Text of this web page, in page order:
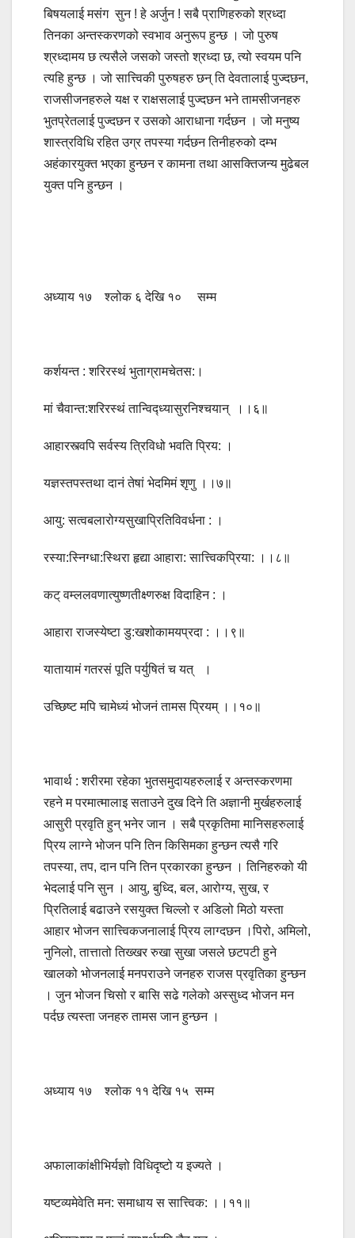
बिषयलाई मसंग सुन ! हे अर्जुन ! सबै प्राणिहरुको श्रध्दा
तिनका अन्तस्करणको स्वभाव अनुरूप हुन्छ । जो पुरुष
श्रध्दामय छ त्यसैले जसको जस्तो श्रध्दा छ, त्यो स्वयम पनि
त्यहि हुन्छ । जो सात्त्विकी पुरुषहरु छन् ति देवतालाई पुज्दछन,
राजसीजनहरुले यक्ष र राक्षसलाई पुज्दछन भने तामसीजनहरु
भुतप्रेतलाई पुज्दछन र उसको आराधाना गर्दछन । जो मनुष्य
शास्त्रविधि रहित उग्र तपस्या गर्दछन तिनीहरुको दम्भ
अहंकारयुक्त भएका हुन्छन र कामना तथा आसक्तिजन्य मुढेबल
युक्त पनि हुन्छन ।
अध्याय १७ श्लोक ६ देखि १० सम्म
कर्शयन्त : शरिरस्थं भुताग्रामचेतस:।
मां चैवान्त:शरिरस्थं तान्विद्ध्यासुरनिश्चयान् ।।६॥
आहारस्त्वपि सर्वस्य त्रिविधो भवति प्रिय: ।
यज्ञस्तपस्तथा दानं तेषां भेदमिमं शृणु ।।७॥
आयु: सत्वबलारोग्यसुखाप्रितिविवर्धना : ।
रस्या:स्निग्धा:स्थिरा हृद्या आहारा: सात्त्विकप्रिया: ।।८॥
कट् वम्ललवणात्युष्णतीक्ष्णरुक्ष विदाहिन : ।
आहारा राजस्येष्टा डु:खशोकामयप्रदा : ।।९॥
यातायामं गतरसं पूति पर्युषितं च यत् ।
उच्छिष्ट मपि चामेध्यं भोजनं तामस प्रियम् ।।१०॥
भावार्थ : शरीरमा रहेका भुतसमुदायहरुलाई र अन्तस्करणमा
रहने म परमात्मालाइ सताउने दुख दिने ति अज्ञानी मुर्खहरुलाई
आसुरी प्रवृति हुन् भनेर जान । सबै प्रकृतिमा मानिसहरुलाई
प्रिय लाग्ने भोजन पनि तिन किसिमका हुन्छन त्यसै गरि
तपस्या, तप, दान पनि तिन प्रकारका हुन्छन । तिनिहरुको यी
भेदलाई पनि सुन । आयु, बुध्दि, बल, आरोग्य, सुख, र
प्रितिलाई बढाउने रसयुक्त चिल्लो र अडिलो मिठो यस्ता
आहार भोजन सात्त्विकजनालाई प्रिय लाग्दछन ।पिरो, अमिलो,
नुनिलो, तात्तातो तिख्खर रुखा सुखा जसले छटपटी हुने
खालको भोजनलाई मनपराउने जनहरु राजस प्रवृतिका हुन्छन
। जुन भोजन चिसो र बासि सढे गलेको अस्सुध्द भोजन मन
पर्दछ त्यस्ता जनहरु तामस जान हुन्छन ।
अध्याय १७ श्लोक ११ देखि १५ सम्म
अफालाकांक्षीभिर्यज्ञो विधिदृष्टो य इज्यते ।
यष्टव्यमेवेति मन: समाधाय स सात्त्विक: ।।११॥